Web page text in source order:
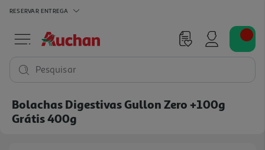
RESERVAR ENTREGA
Pesquisar
Bolachas Digestivas Gullon Zero +100g
Grátis 400g